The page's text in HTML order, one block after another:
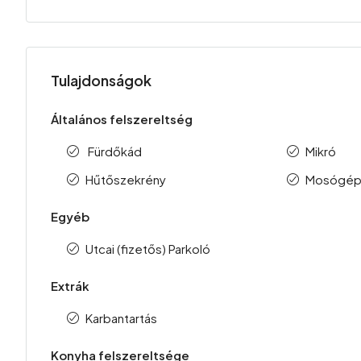
Tulajdonságok
Általános felszereltség
Fürdőkád
Hűtőszekrény
Mikró
Mosógép
Egyéb
Utcai (fizetős) Parkoló
Extrák
Karbantartás
Konyha felszereltsége